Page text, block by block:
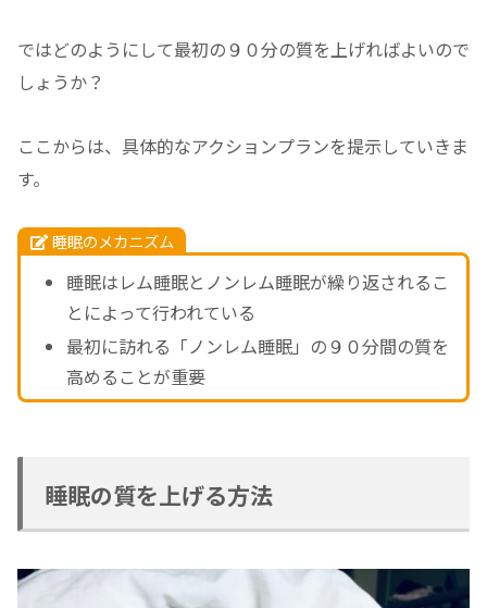
ではどのようにして最初の９０分の質を上げればよいので
しょうか？
ここからは、具体的なアクションプランを提示していきま
す。
睡眠のメカニズム
睡眠はレム睡眠とノンレム睡眠が繰り返されるこ
とによって行われている
最初に訪れる「ノンレム睡眠」の９０分間の質を
高めることが重要
睡眠の質を上げる方法